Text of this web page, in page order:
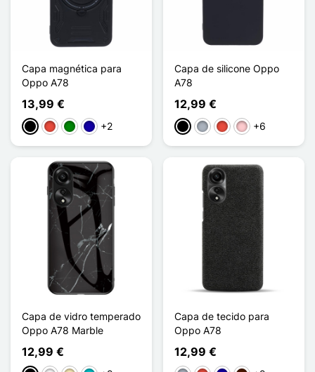
Capa magnética para
Oppo A78
13,99 €
PretoVermelho
VerdeAzul Escuro
+2
Capa de silicone Oppo
A78
12,99 €
PretoCinzentoVermelho
Rosa+6
Capa de vidro temperado
Oppo A78 Marble
12,99 €
Capa de tecido para
Oppo A78
12,99 €